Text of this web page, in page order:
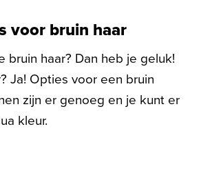
voor bruin haar
bruin haar? Dan heb je geluk!
Ja! Opties voor een bruin
zijn er genoeg en je kunt er
kleur.